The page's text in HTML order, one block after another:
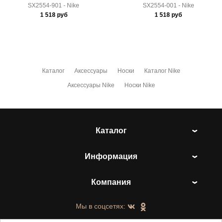
SX2554-901 - Nike
1 518руб
SX2554-001 - Nike
1 518 руб
Каталог Аксессуары Носки Каталог Nike
Аксессуары Nike Носки Nike
Каталог
Информация
Компания
Мы в соцсетях: